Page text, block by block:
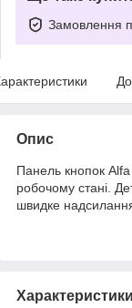
Замовлення
Опис
Панель кнопок
робочому стані.
швидке надсилання
Характеристики